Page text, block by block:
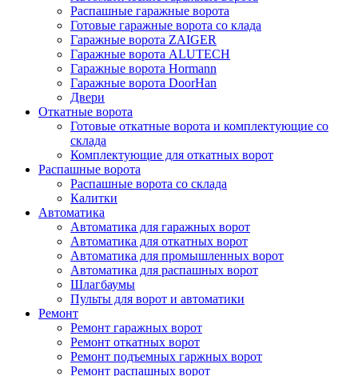
Распашные гаражные ворота
Готовые гаражные ворота со клада
Гаражные ворота ZAIGER
Гаражные ворота ALUTECH
Гаражные ворота Hormann
Гаражные ворота DoorHan
Двери
Откатные ворота
Готовые откатные ворота и комплектующие со
склада
Комплектующие для откатных ворот
Распашные ворота
Распашные ворота со склада
Калитки
Автоматика
Автоматика для гаражных ворот
Автоматика для откатных ворот
Автоматика для промышленных ворот
Автоматика для распашных ворот
Шлагбаумы
Пульты для ворот и автоматики
Ремонт
Ремонт гаражных ворот
Ремонт откатных ворот
Ремонт подъемных гаржных ворот
Ремонт распашных ворот